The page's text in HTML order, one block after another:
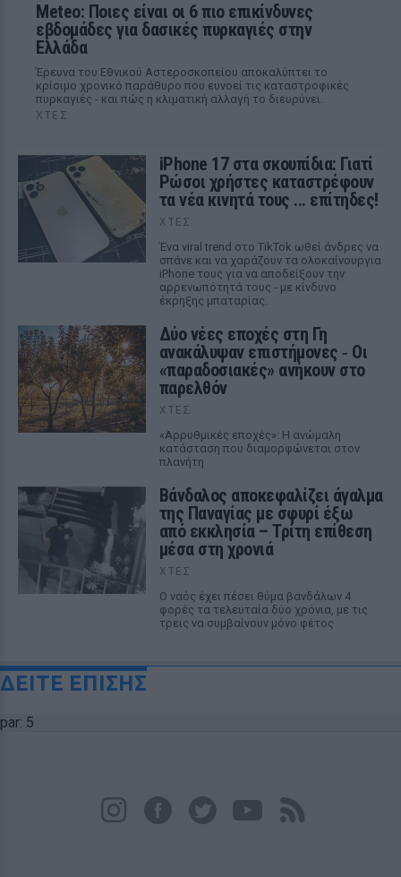
Meteo: Ποιες είναι οι 6 πιο επικίνδυνες
εβδομάδες για δασικές πυρκαγιές στην
Ελλάδα
Έρευνα του Εθνικού Αστεροσκοπείου αποκαλύπτει το
κρίσιμο χρονικό παράθυρο που ευνοεί τις καταστροφικές
πυρκαγιές - και πώς η κλιματική αλλαγή το διευρύνει.
ΧΤΕΣ
iPhone 17 στα σκουπίδια: Γιατί
Ρώσοι χρήστες καταστρέφουν
τα νέα κινητά τους ... επίτηδες!
ΧΤΕΣ
Ένα viral trend στο TikTok ωθεί άνδρες να
σπάνε και να χαράζουν τα ολοκαίνουργια
iPhone τους για να αποδείξουν την
αρρενωπότητά τους - με κίνδυνο
έκρηξης μπαταρίας.
Δύο νέες εποχές στη Γη
ανακάλυψαν επιστήμονες ‑ Oι
«παραδοσιακές» ανήκουν στο
παρελθόν
ΧΤΕΣ
«Αρρυθμικές εποχές»: Η ανώμαλη
κατάσταση που διαμορφώνεται στον
πλανήτη
Βάνδαλος αποκεφαλίζει άγαλμα
της Παναγίας με σφυρί έξω
από εκκλησία – Τρίτη επίθεση
μέσα στη χρονιά
ΧΤΕΣ
Ο ναός έχει πέσει θύμα βανδάλων 4
φορές τα τελευταία δύο χρόνια, με τις
τρεις να συμβαίνουν μόνο φέτος
ΔΕΙΤΕ ΕΠΙΣΗΣ
par: 5